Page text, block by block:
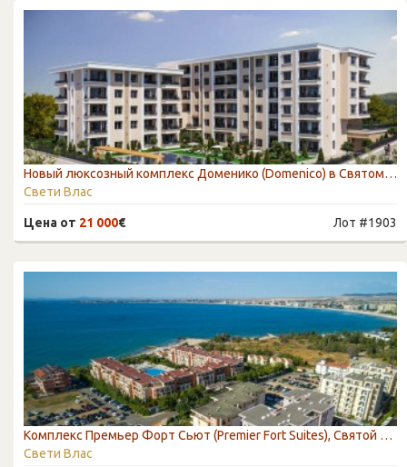
Новый люксозный комплекс Доменико (Domenico) в Святом Власе
Свети Влас
Лот #1903
Цена от 21 000€
Kомплекс Премьер Форт Сьют (Premier Fort Suites), Святой Влас
Свети Влас